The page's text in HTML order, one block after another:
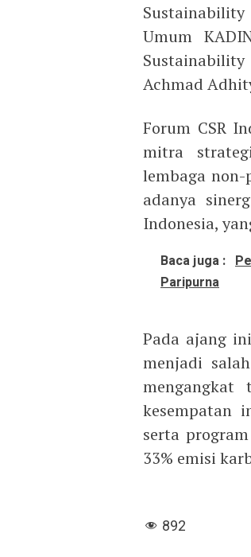
Umum
Achmad
Forum CSR
mitra
lembaga
adanya
Indonesia,
Baca juga :
Paripurna
Pada ajang
menjadi
mengangkat
kesempatan
serta
33% emisi
892